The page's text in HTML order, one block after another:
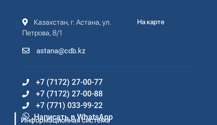
Казахстан, г. Астана, ул.
Петрова, 8/1
astana@cdb.kz
На карте
+7 (7172) 27-00-77
+7 (7172) 27-00-88
+7 (771) 033-99-22
Написать в WhatsApp
Информационная система